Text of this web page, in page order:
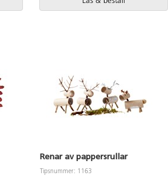
Renar av pappersrullar
Tipsnummer: 1163